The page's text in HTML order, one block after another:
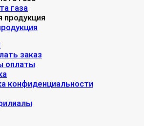
газа
заказ
оплаты
конфиденциальности